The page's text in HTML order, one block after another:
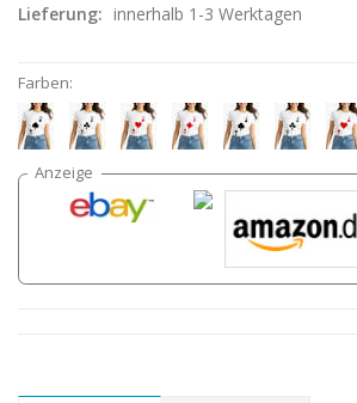
Lieferung: innerhalb 1-3 Werktagen
Farben: